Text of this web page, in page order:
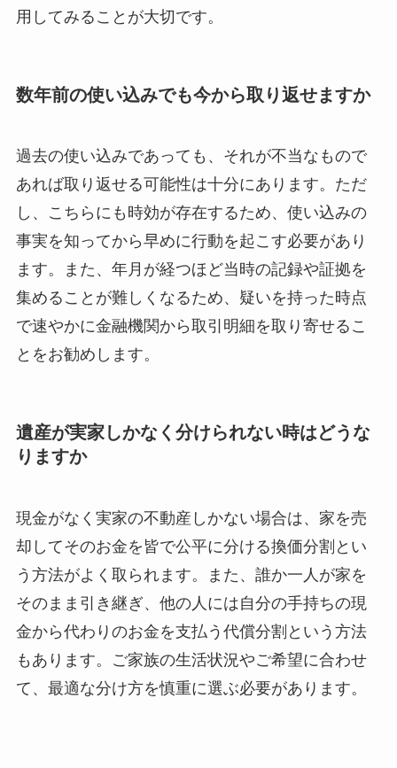
用してみることが大切です。
数年前の使い込みでも今から取り返せますか
過去の使い込みであっても、それが不当なもので
あれば取り返せる可能性は十分にあります。ただ
し、こちらにも時効が存在するため、使い込みの
事実を知ってから早めに行動を起こす必要があり
ます。また、年月が経つほど当時の記録や証拠を
集めることが難しくなるため、疑いを持った時点
で速やかに金融機関から取引明細を取り寄せるこ
とをお勧めします。
遺産が実家しかなく分けられない時はどうな
りますか
現金がなく実家の不動産しかない場合は、家を売
却してそのお金を皆で公平に分ける換価分割とい
う方法がよく取られます。また、誰か一人が家を
そのまま引き継ぎ、他の人には自分の手持ちの現
金から代わりのお金を支払う代償分割という方法
もあります。ご家族の生活状況やご希望に合わせ
て、最適な分け方を慎重に選ぶ必要があります。